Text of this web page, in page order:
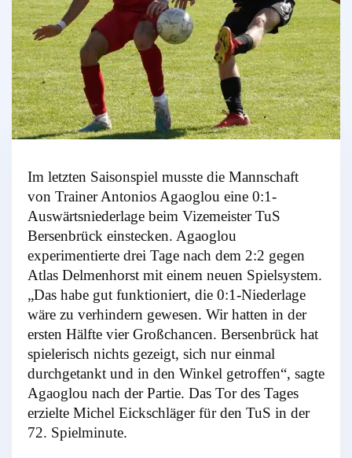
Im letzten Saisonspiel musste die Mannschaft
von Trainer Antonios Agaoglou eine 0:1-
Auswärtsniederlage beim Vizemeister TuS
Bersenbrück einstecken. Agaoglou
experimentierte drei Tage nach dem 2:2 gegen
Atlas Delmenhorst mit einem neuen Spielsystem.
„Das habe gut funktioniert, die 0:1-Niederlage
wäre zu verhindern gewesen. Wir hatten in der
ersten Hälfte vier Großchancen. Bersenbrück hat
spielerisch nichts gezeigt, sich nur einmal
durchgetankt und in den Winkel getroffen“, sagte
Agaoglou nach der Partie. Das Tor des Tages
erzielte Michel Eickschläger für den TuS in der
72. Spielminute.